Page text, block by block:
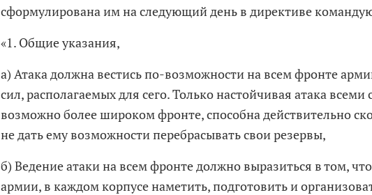
сформулирована им на следующий день в директиве
«1. Общие указания,
а) Атака должна вестись по-возможности на всем фронте
сил, располагаемых для сего. Только настойчивая атака всеми
возможно более широком фронте, способна действительно
не дать ему возможности перебрасывать свои резервы,
б) Ведение атаки на всем фронте должно выразиться в том,
армии, в каждом корпусе наметить, подготовить и